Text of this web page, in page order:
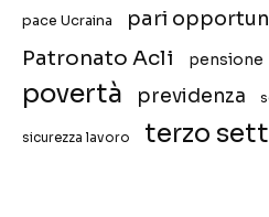
pace Ucraina pari
Patronato Acli pensione
povertà previdenza
sicurezza lavoro terzo